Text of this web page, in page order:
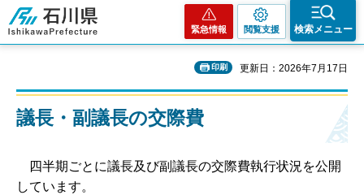
石川県
緊急情報 閲覧支援 検索メニュー
印刷 更新日：2026年7月17日
議長・副議長の交際費
四半期ごとに議長及び副議長の交際費執行状況を公開
しています。